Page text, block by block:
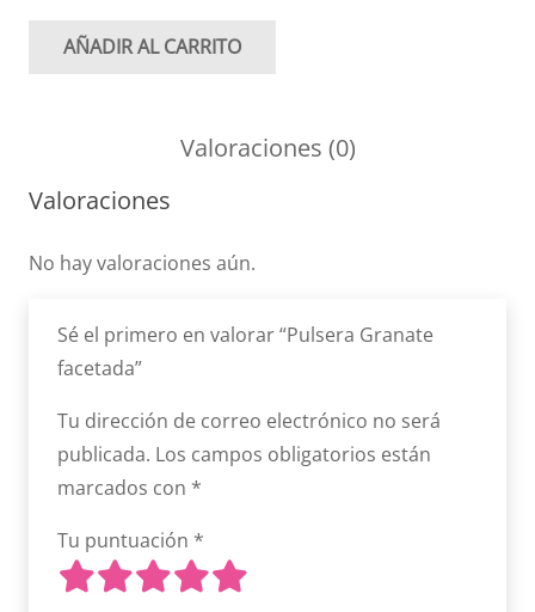
Pulsera
AÑADIR AL CARRITO
Valoraciones (0)
Valoraciones
No hay valoraciones aún.
Sé el primero en valorar “Pulsera Granate
facetada”
Tu dirección de correo electrónico no será
publicada. Los campos obligatorios están
marcados con *
Tu puntuación *